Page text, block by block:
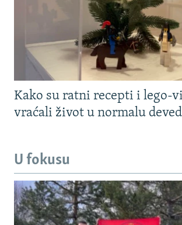
Kako su ratni recepti i lego-
vraćali život u normalu
U fokusu